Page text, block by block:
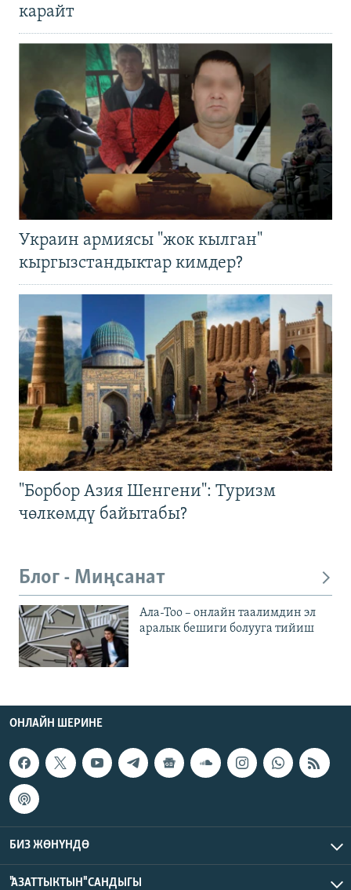
карайт
Украин армиясы "жок кылган"
кыргызстандыктар кимдер?
"Борбор Азия Шенгени": Туризм
чөлкөмдү байытабы?
Блог - Миңсанат
Ала-Тоо – онлайн таалимдин эл
аралык бешиги болууга тийиш
ОНЛАЙН ШЕРИНЕ
БИЗ ЖӨНҮНДӨ
"АЗАТТЫКТЫН" САНДЫГЫ